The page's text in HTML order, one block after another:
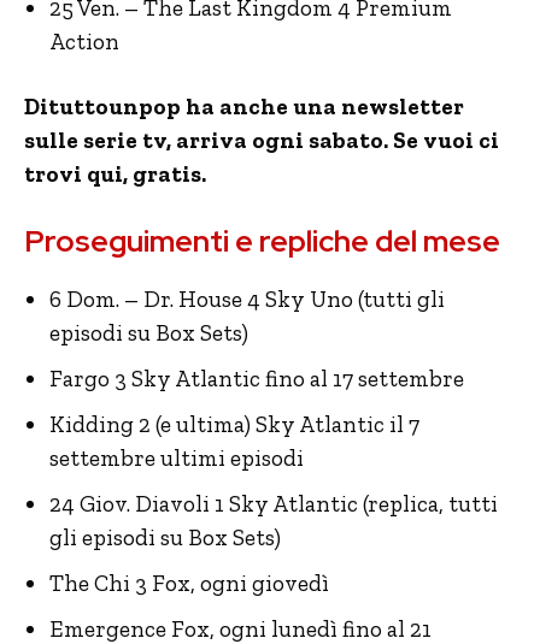
25 Ven. – The Last Kingdom 4 Premium
Action
Dituttounpop ha anche una newsletter
sulle serie tv, arriva ogni sabato. Se vuoi ci
trovi qui, gratis.
Proseguimenti e repliche del mese
6 Dom. – Dr. House 4 Sky Uno (tutti gli
episodi su Box Sets)
Fargo 3 Sky Atlantic fino al 17 settembre
Kidding 2 (e ultima) Sky Atlantic il 7
settembre ultimi episodi
24 Giov. Diavoli 1 Sky Atlantic (replica, tutti
gli episodi su Box Sets)
The Chi 3 Fox, ogni giovedì
Emergence Fox, ogni lunedì fino al 21